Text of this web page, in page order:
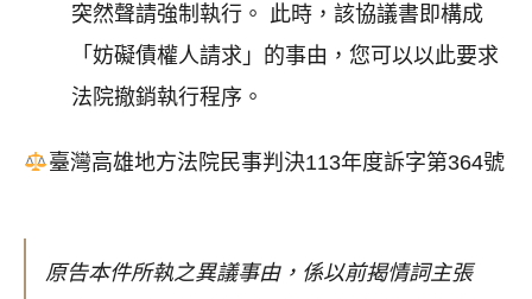
突然聲請強制執行。 此時，該協議書即構成
「妨礙債權人請求」的事由，您可以以此要求
法院撤銷執行程序。
臺灣高雄地方法院民事判決113年度訴字第364號
原告本件所執之異議事由，係以前揭情詞主張